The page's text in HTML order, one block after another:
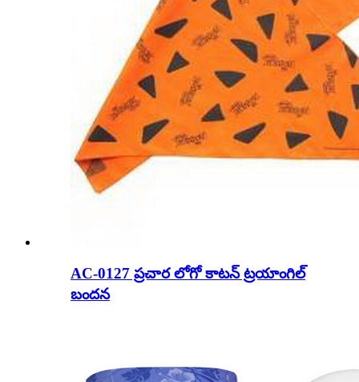
AC-0127 ప్రచార లోగో కాటన్ ట్రయాంగిల్
బందన